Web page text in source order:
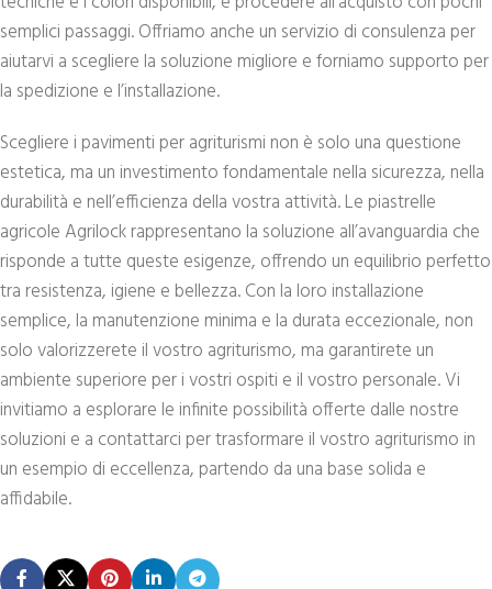
semplici passaggi. Offriamo anche un servizio di consulenza per
aiutarvi a scegliere la soluzione migliore e forniamo supporto per
la spedizione e l’installazione.
Scegliere i pavimenti per agriturismi non è solo una questione
estetica, ma un investimento fondamentale nella sicurezza, nella
durabilità e nell’efficienza della vostra attività. Le piastrelle
agricole Agrilock rappresentano la soluzione all’avanguardia che
risponde a tutte queste esigenze, offrendo un equilibrio perfetto
tra resistenza, igiene e bellezza. Con la loro installazione
semplice, la manutenzione minima e la durata eccezionale, non
solo valorizzerete il vostro agriturismo, ma garantirete un
ambiente superiore per i vostri ospiti e il vostro personale. Vi
invitiamo a esplorare le infinite possibilità offerte dalle nostre
soluzioni e a contattarci per trasformare il vostro agriturismo in
un esempio di eccellenza, partendo da una base solida e
affidabile.